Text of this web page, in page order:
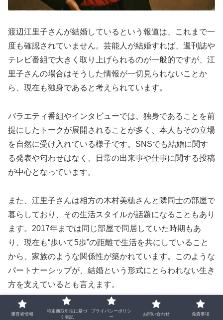
渡辺江里子さんが結婚しているという報道は、これまで一
度も確認されていません。芸能人が結婚すれば、週刊誌や
テレビ番組で大きく取り上げられるのが一般的ですが、江
里子さんの場合はそうした情報が一切見られないことか
ら、現在も独身であると考えられています。
バラエティ番組やインタビューでは、独身であることを前
提にしたトークが展開されることが多く、本人もその立場
を自然に受け入れている様子です。SNSでも結婚に関す
る発表や匂わせはなく、日常の出来事や仕事に関する投稿
が中心となっています。
また、江里子さんは相方の木村美穂さんと隣同士の部屋で
暮らしており、その生活スタイルが話題になることもあり
ます。2017年までは同じ部屋で同居していた時期もあ
り、現在も“歩いて5歩”の距離で生活を共にしていること
から、家族のような関係性が築かれています。このような
パートナーシップが、結婚という形式にとらわれない生き
方を支えているとも言えます。
結婚していないことに対して、特別な理由や否定的な感情
運営者情報
特定商取引法に基づ
く表記
プライバシーポリシ
ー
お問い合わせ 免責事項